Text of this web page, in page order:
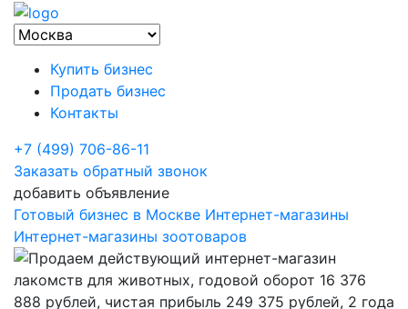
Купить бизнес
Продать бизнес
Контакты
+7 (499) 706-86-11
Заказать обратный звонок
добавить объявление
Готовый бизнес в Москве Интернет-магазины
Интернет-магазины зоотоваров